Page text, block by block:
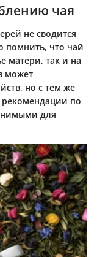
чая
не сводится
помнить, что чай
матери, так и на
может
но с тем же
по
для